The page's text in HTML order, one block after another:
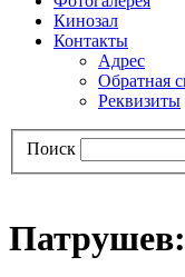
Кинозал
Контакты
Адрес
Обратная
Реквизиты
Поиск
Патрушев: